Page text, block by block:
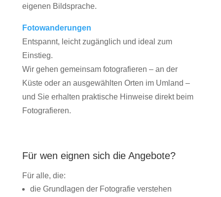
eigenen Bildsprache.
Fotowanderungen
Entspannt, leicht zugänglich und ideal zum
Einstieg.
Wir gehen gemeinsam fotografieren – an der
Küste oder an ausgewählten Orten im Umland –
und Sie erhalten praktische Hinweise direkt beim
Fotografieren.
Für wen eignen sich die Angebote?
Für alle, die:
die Grundlagen der Fotografie verstehen